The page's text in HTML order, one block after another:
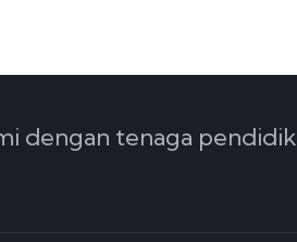
dengan tenaga pendidik